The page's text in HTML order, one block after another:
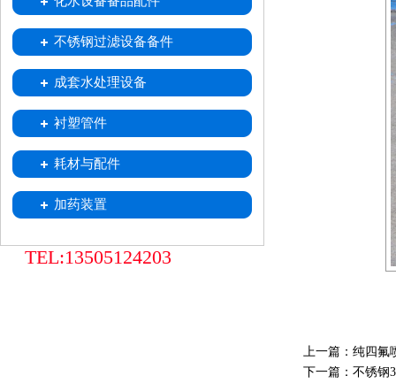
喷射器
不锈钢移动式树脂小车
树脂捕捉器
酸雾吸收器
不锈钢过滤设备备件
中排装置
不锈钢滤水帽
不锈钢滤元
成套水处理设备
衬塑管件
耗材与配件
加药装置
TEL:13505124203
上一篇： 纯四氟
下一篇： 不锈钢